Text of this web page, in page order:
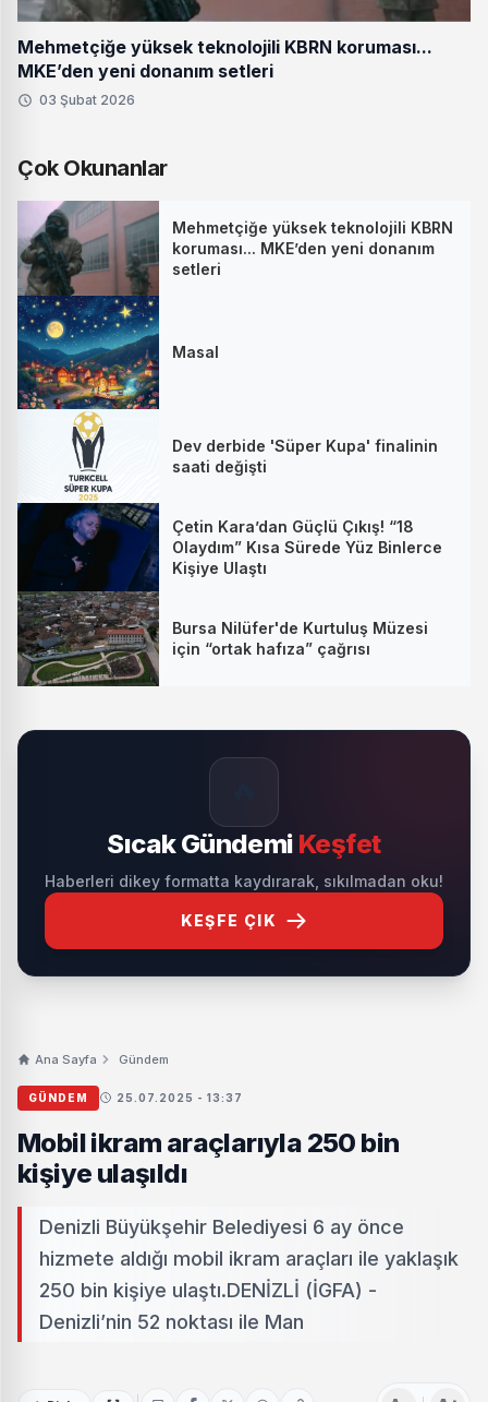
Mehmetçiğe yüksek teknolojili KBRN koruması...
MKE’den yeni donanım setleri
03 Şubat 2026
Çok Okunanlar
Mehmetçiğe yüksek teknolojili KBRN
koruması... MKE’den yeni donanım
setleri
Masal
Dev derbide 'Süper Kupa' finalinin
saati değişti
Çetin Kara’dan Güçlü Çıkış! “18
Olaydım” Kısa Sürede Yüz Binlerce
Kişiye Ulaştı
Bursa Nilüfer'de Kurtuluş Müzesi
için “ortak hafıza” çağrısı
Sıcak Gündemi Keşfet
Haberleri dikey formatta kaydırarak, sıkılmadan oku!
KEŞFE ÇIK
Ana Sayfa Gündem
GÜNDEM 25.07.2025 - 13:37
Mobil ikram araçlarıyla 250 bin
kişiye ulaşıldı
Denizli Büyükşehir Belediyesi 6 ay önce
hizmete aldığı mobil ikram araçları ile yaklaşık
250 bin kişiye ulaştı.DENİZLİ (İGFA) -
Denizli’nin 52 noktası ile Man